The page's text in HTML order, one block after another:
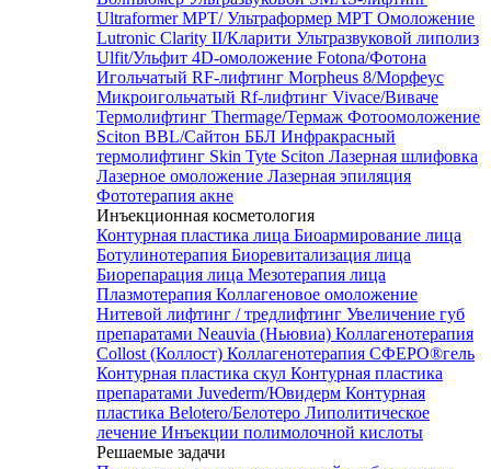
Ultraformer MPT/ Ультраформер MPT Омоложение
Lutronic Clarity II/Кларити Ультразвуковой липолиз
Ulfit/Ульфит 4D-омоложение Fotona/Фотона
Игольчатый RF-лифтинг Morpheus 8/Морфеус
Микроигольчатый Rf-лифтинг Vivace/Виваче
Термолифтинг Thermage/Термаж Фотоомоложение
Sciton BBL/Сайтон ББЛ Инфракрасный
термолифтинг Skin Tyte Sciton Лазерная шлифовка
Лазерное омоложение Лазерная эпиляция
Фототерапия акне
Инъекционная косметология
Контурная пластика лица Биоармирование лица
Ботулинотерапия Биоревитализация лица
Биорепарация лица Мезотерапия лица
Плазмотерапия Коллагеновое омоложение
Нитевой лифтинг / тредлифтинг Увеличение губ
препаратами Neauvia (Ньювиа) Коллагенотерапия
Collost (Коллост) Коллагенотерапия СФЕРО®гель
Контурная пластика скул Контурная пластика
препаратами Juvederm/Ювидерм Контурная
пластика Belotero/Белотеро Липолитическое
лечение Инъекции полимолочной кислоты
Решаемые задачи